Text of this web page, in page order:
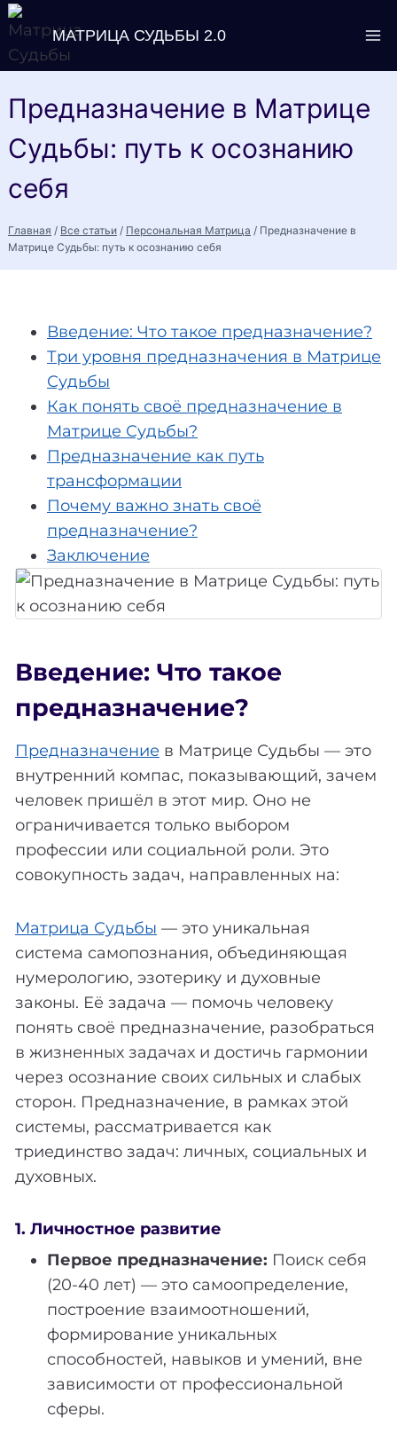
Перейти
содержимому
МАТРИЦА СУДЬБЫ 2.0
Предназначение в Матрице
Судьбы: путь к осознанию
себя
Главная / Все статьи / Персональная Матрица / Предназначение в
Матрице Судьбы: путь к осознанию себя
Введение: Что такое предназначение?
Три уровня предназначения в Матрице
Судьбы
Как понять своё предназначение в
Матрице Судьбы?
Предназначение как путь
трансформации
Почему важно знать своё
предназначение?
Заключение
Введение: Что такое
предназначение?
Предназначение в Матрице Судьбы — это
внутренний компас, показывающий, зачем
человек пришёл в этот мир. Оно не
ограничивается только выбором
профессии или социальной роли. Это
совокупность задач, направленных на:
Матрица Судьбы — это уникальная
система самопознания, объединяющая
нумерологию, эзотерику и духовные
законы. Её задача — помочь человеку
понять своё предназначение, разобраться
в жизненных задачах и достичь гармонии
через осознание своих сильных и слабых
сторон. Предназначение, в рамках этой
системы, рассматривается как
триединство задач: личных, социальных и
духовных.
1. Личностное развитие
Первое предназначение: Поиск себя
(20-40 лет) — это самоопределение,
построение взаимоотношений,
формирование уникальных
способностей, навыков и умений, вне
зависимости от профессиональной
сферы.